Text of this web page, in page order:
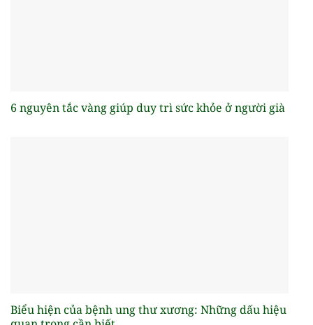
6 nguyên tắc vàng giúp duy trì sức khỏe ở người già
Biểu hiện của bệnh ung thư xương: Những dấu hiệu